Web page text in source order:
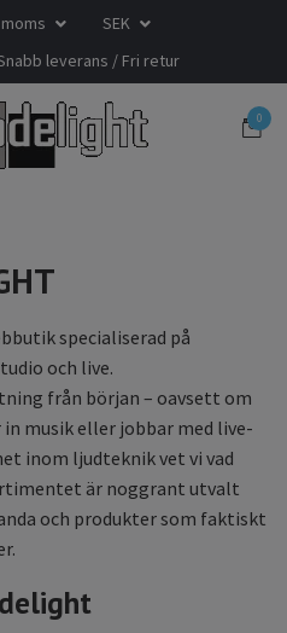
SEK
leverans / Fri retur
0
specialiserad på
och live.
från början – oavsett om
musik eller jobbar med live-
inom ljudteknik vet vi vad
är noggrant utvalt
och produkter som faktiskt